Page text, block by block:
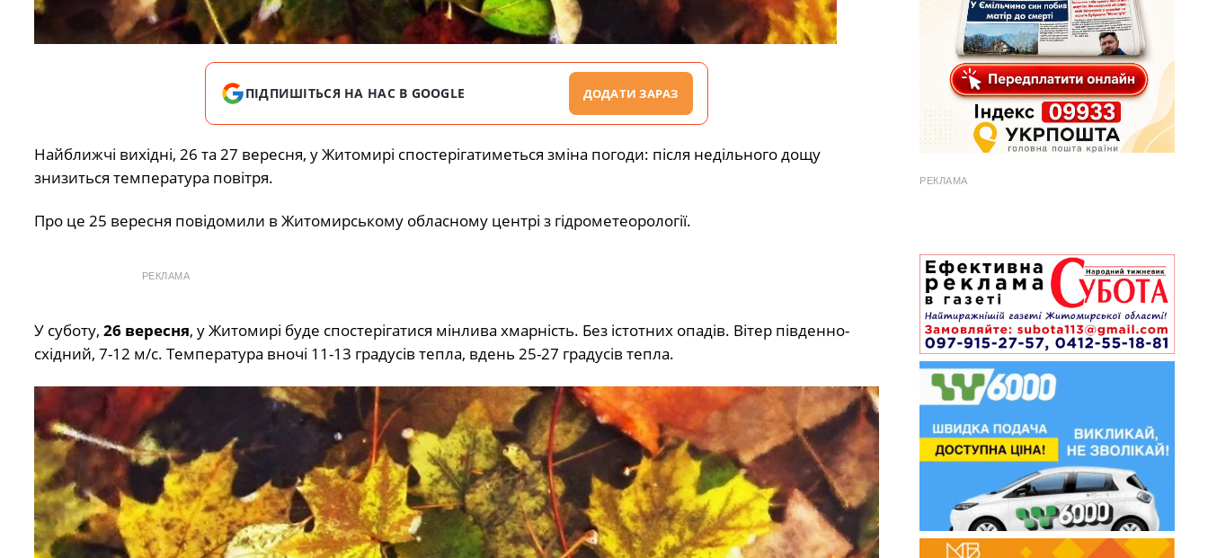
ПІДПИШІТЬСЯ НА НАС В GOOGLE ДОДАТИ ЗАРАЗ
Найближчі вихідні, 26 та 27 вересня, у Житомирі спостерігатиметься зміна погоди: після недільного дощу
знизиться температура повітря.
Про це 25 вересня повідомили в Житомирському обласному центрі з гідрометеорології.
РЕКЛАМА
У суботу, 26 вересня, у Житомирі буде спостерігатися мінлива хмарність. Без істотних опадів. Вітер південно-
східний, 7-12 м/с. Температура вночі 11-13 градусів тепла, вдень 25-27 градусів тепла.
РЕКЛАМА